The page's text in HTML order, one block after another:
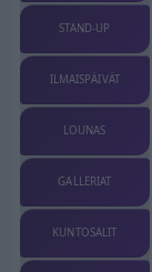
STAND-UP
ILMAISPÄIVÄT
LOUNAS
GALLERIAT
KUNTOSALIT